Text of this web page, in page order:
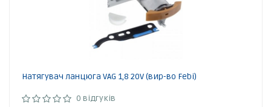
Натягувач ланцюга VAG 1,8 20V (вир-во Febi)
0 відгуків